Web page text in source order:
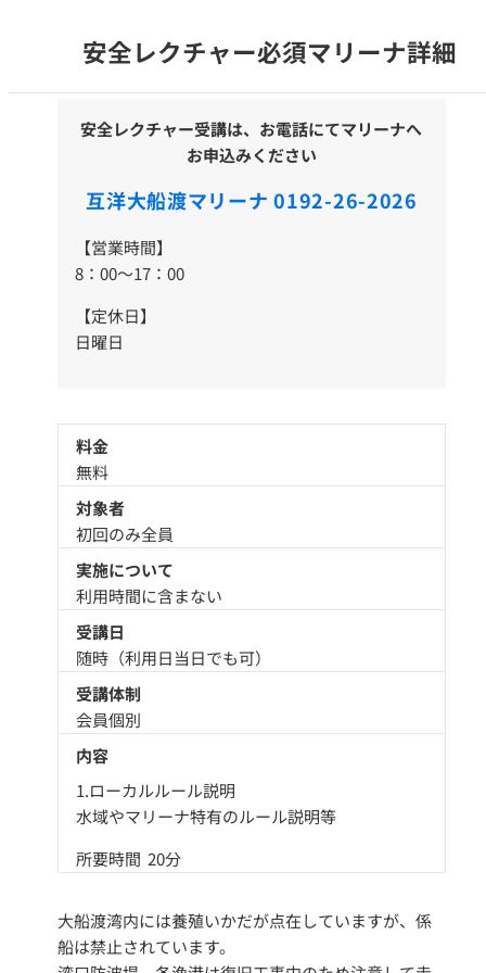
安全レクチャー必須マリーナ詳細
安全レクチャー受講は、お電話にてマリーナへ
お申込みください
互洋大船渡マリーナ 0192-26-2026
【営業時間】
8：00～17：00
【定休日】
日曜日
料金
無料
対象者
初回のみ全員
実施について
利用時間に含まない
受講日
随時（利用日当日でも可）
受講体制
会員個別
内容
1.ローカルルール説明
水域やマリーナ特有のルール説明等
所要時間 20分
大船渡湾内には養殖いかだが点在していますが、係
船は禁止されています。